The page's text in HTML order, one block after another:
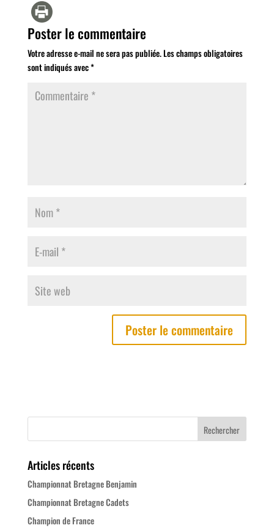
Poster le commentaire
Votre adresse e-mail ne sera pas publiée.Les champs obligatoires
sont indiqués avec*
Articles récents
Championnat Bretagne Benjamin
Championnat Bretagne Cadets
Champion de France